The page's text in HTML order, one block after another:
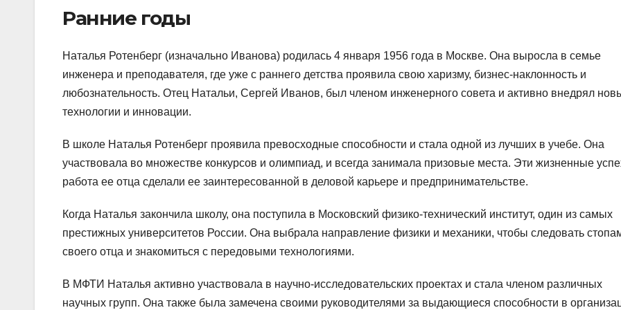
Ранние годы
Наталья Ротенберг (изначально Иванова) родилась 4 января 1956 года в Москве. Она выросла в семье
инженера и преподавателя, где уже с раннего детства проявила свою харизму, бизнес-наклонность и
любознательность. Отец Натальи, Сергей Иванов, был членом инженерного совета и активно внедрял
технологии и инновации.
В школе Наталья Ротенберг проявила превосходные способности и стала одной из лучших в учебе. Она
участвовала во множестве конкурсов и олимпиад, и всегда занимала призовые места. Эти жизненные
работа ее отца сделали ее заинтересованной в деловой карьере и предпринимательстве.
Когда Наталья закончила школу, она поступила в Московский физико-технический институт, один из самых
престижных университетов России. Она выбрала направление физики и механики, чтобы следовать
своего отца и знакомиться с передовыми технологиями.
В МФТИ Наталья активно участвовала в научно-исследовательских проектах и стала членом различных
научных групп. Она также была замечена своими руководителями за выдающиеся способности в